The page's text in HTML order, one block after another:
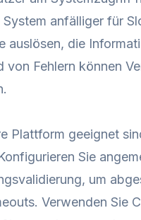
anfälliger für
auslösen, die
Fehlern können
Plattform geeignet
Sie
um
Verwenden Sie